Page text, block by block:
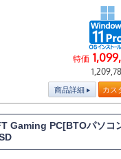
特価
商品詳細 カス
Gaming PC[BTOパソコ